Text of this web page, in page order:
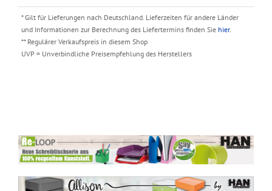
* Gilt für Lieferungen nach Deutschland. Lieferzeiten für andere Länder
und Informationen zur Berechnung des Liefertermins finden Sie hier.
** Regulärer Verkaufspreis in diesem Shop
UVP = Unverbindliche Preisempfehlung des Herstellers